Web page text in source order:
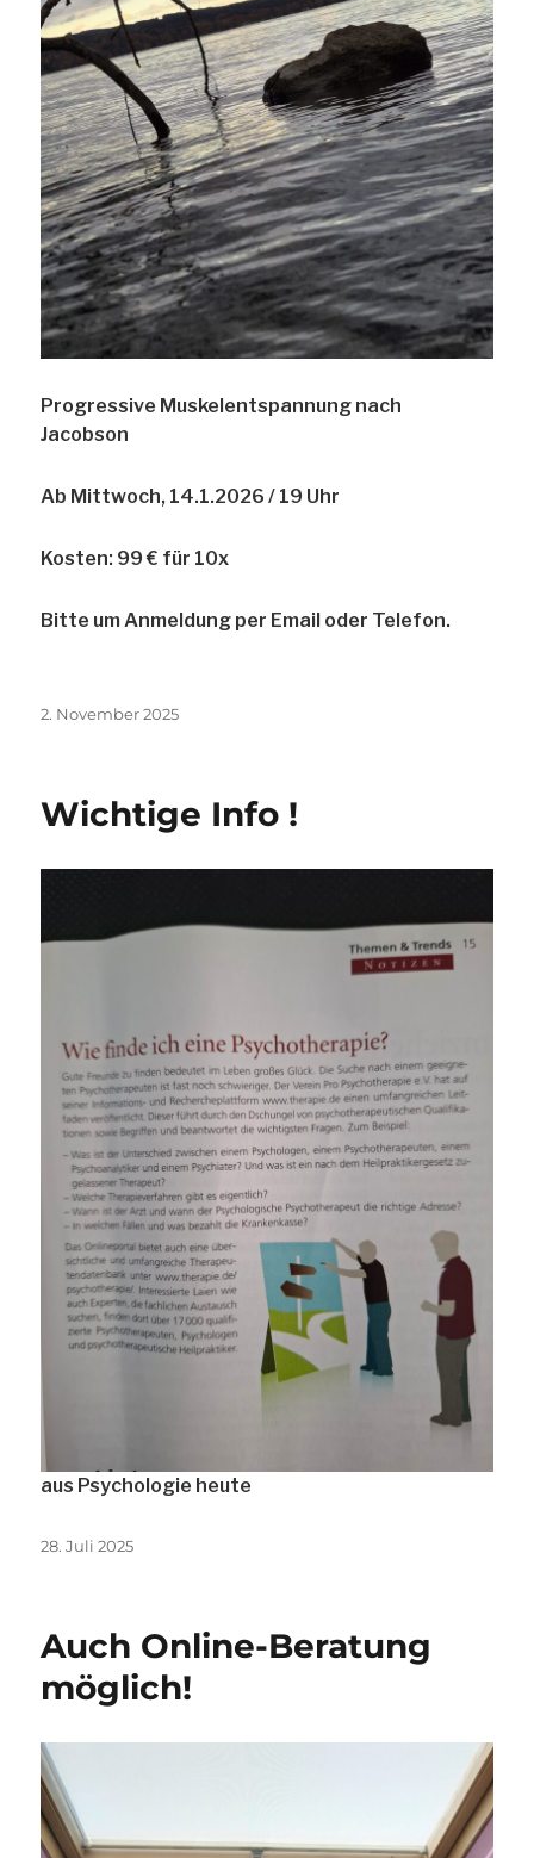
Progressive Muskelentspannung nach
Jacobson
Ab Mittwoch, 14.1.2026 / 19 Uhr
Kosten: 99 € für 10x
Bitte um Anmeldung per Email oder Telefon.
Veröffentlicht
2. November 2025
Wichtige Info !
aus Psychologie heute
Veröffentlicht
28. Juli 2025
Auch Online-Beratung
möglich!